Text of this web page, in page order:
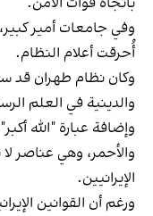
وفي جامعات أمير
أُحرقت أعلام النظام.
والدينية في العلم
وإضافة عبارة "الله
والأحمر، وهي عناصر
الإيرانيين.
ورغم أن القوانين